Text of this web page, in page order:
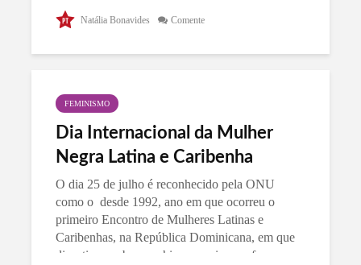
homenagem à Marcha das Margaridas, em
Brasília. A Marcha das Margaridas é a maior
Natália Bonavides Comente
FEMINISMO
Dia Internacional da Mulher
Negra Latina e Caribenha
O dia 25 de julho é reconhecido pela ONU
como o desde 1992, ano em que ocorreu o
primeiro Encontro de Mulheres Latinas e
Caribenhas, na República Dominicana, em que
discutiram sobre machismo, racismo e formas